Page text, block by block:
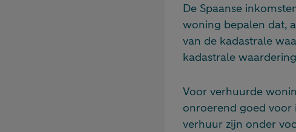
De Spaanse
woning bepalen dat,
van de kadastrale
kadastrale
Voor verhuurde
onroerend goed voor
verhuur zijn onder